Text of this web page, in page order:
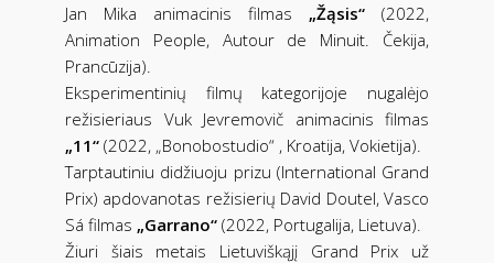
Jan Mika animacinis filmas „Žąsis“ (2022,
Animation People, Autour de Minuit. Čekija,
Prancūzija).
Eksperimentinių filmų kategorijoje nugalėjo
režisieriaus Vuk Jevremovič animacinis filmas
„11“ (2022, „Bonobostudio“ , Kroatija, Vokietija).
Tarptautiniu didžiuoju prizu (International Grand
Prix) apdovanotas režisierių David Doutel, Vasco
Sá filmas „Garrano“ (2022, Portugalija, Lietuva).
Žiuri šiais metais Lietuviškąjį Grand Prix už